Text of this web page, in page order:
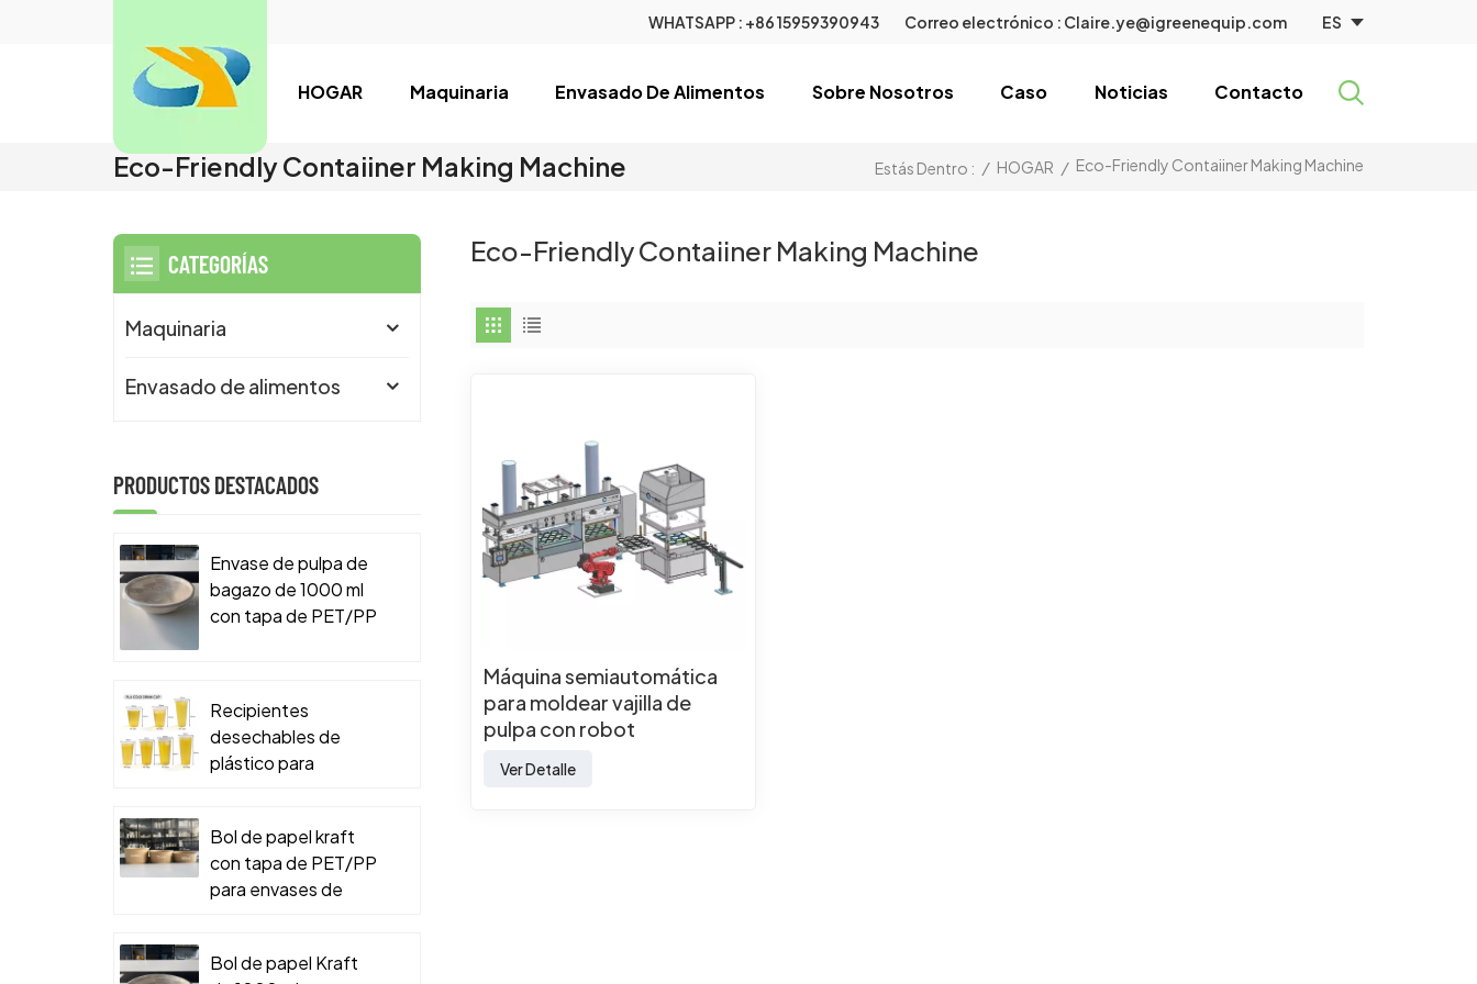
WHATSAPP : +86 15959390943 Correo electrónico : Claire.ye@igreenequip.com ES
HOGAR Maquinaria Envasado De Alimentos Sobre Nosotros Caso Noticias Contacto
Eco-Friendly Contaiiner Making Machine Estás Dentro : / HOGAR / Eco-Friendly Contaiiner Making Machine
Eco-Friendly Contaiiner Making Machine
Máquina semiautomática
para moldear vajilla de
pulpa con robot
Ver Detalle
CATEGORÍAS
Maquinaria
Envasado de alimentos
PRODUCTOS DESTACADOS
Envase de pulpa de
bagazo de 1000 ml
con tapa de PET/PP
Recipientes
desechables de
plástico para
Bol de papel kraft
con tapa de PET/PP
para envases de
Bol de papel Kraft